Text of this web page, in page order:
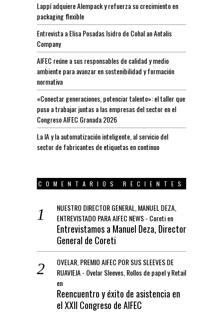
Lappí adquiere Alempack y refuerza su crecimiento en
packaging flexible
Entrevista a Elisa Posadas Isidro de Cohal an Antalis
Company
AIFEC reúne a sus responsables de calidad y medio
ambiente para avanzar en sostenibilidad y formación
normativa
«Conectar generaciones, potenciar talento»: el taller que
puso a trabajar juntas a las empresas del sector en el
Congreso AIFEC Granada 2026
La IA y la automatización inteligente, al servicio del
sector de fabricantes de etiquetas en continuo
COMENTARIOS RECIENTES
NUESTRO DIRECTOR GENERAL, MANUEL DEZA,
ENTREVISTADO PARA AIFEC NEWS - Coretien
Entrevistamos a Manuel Deza, Director
General de Coreti
OVELAR, PREMIO AIFEC POR SUS SLEEVES DE
RUAVIEJA - Ovelar Sleeves, Rollos de papel y Retail
en
Reencuentro y éxito de asistencia en
el XXII Congreso de AIFEC